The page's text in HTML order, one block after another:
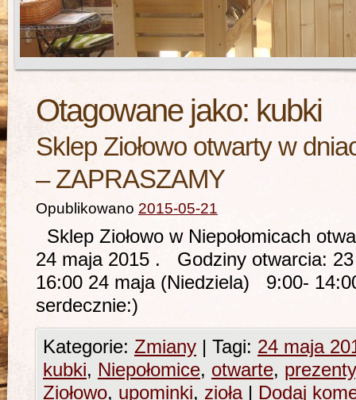
Otagowane jako: kubki
Sklep Ziołowo otwarty w
– ZAPRASZAMY
Opublikowano 2015-05-21
Sklep Ziołowo w Niepołomicach
24 maja 2015 . Godziny otwarcia:
16:00 24 maja (Niedziela) 9:00-
serdecznie:)
Kategorie: Zmiany | Tagi: 24 maja
kubki, Niepołomice, otwarte, prezenty
Ziołowo, upominki, zioła | Dodaj